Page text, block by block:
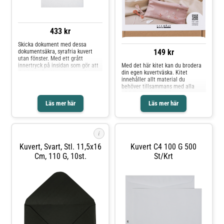
433 kr
Läs mer här
Skicka dokument med dessa
dokumentsäkra, syrafria kuvert
utan fönster. Med ett grått
innertryck på insidan som gör att
Svanen: Licensnummer 30410742
149 kr
Läs mer här
Med det här kitet kan du brodera
din egen kuvertväska. Kitet
innehåller allt material du
behöver tillsammans med alla
i
Kuvert, Svart, Stl. 11,5x16
Cm, 110 G, 10st.
Kuvert C4 100 G 500
St/krt